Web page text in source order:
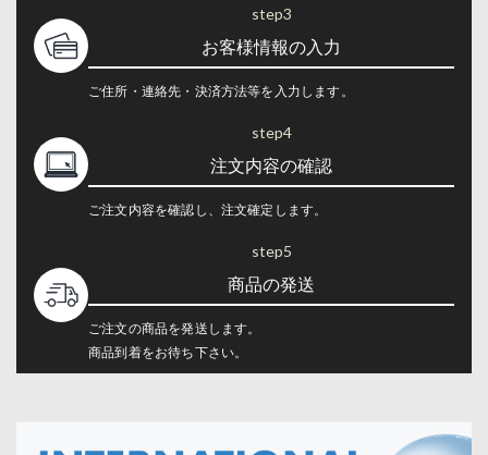
step3
お客様情報の入力
ご住所・連絡先・決済方法等を入力します。
step4
注文内容の確認
ご注文内容を確認し、注文確定します。
step5
商品の発送
ご注文の商品を発送します。
商品到着をお待ち下さい。